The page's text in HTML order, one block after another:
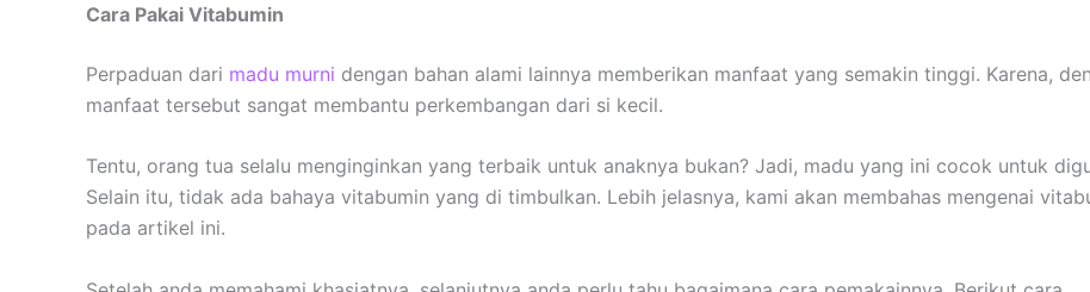
Cara Pakai Vitabumin
Perpaduan dari madu murni dengan bahan alami lainnya memberikan manfaat yang semakin tinggi. Karena,
manfaat tersebut sangat membantu perkembangan dari si kecil.
Tentu, orang tua selalu menginginkan yang terbaik untuk anaknya bukan? Jadi, madu yang ini cocok untuk
Selain itu, tidak ada bahaya vitabumin yang di timbulkan. Lebih jelasnya, kami akan membahas mengenai
pada artikel ini.